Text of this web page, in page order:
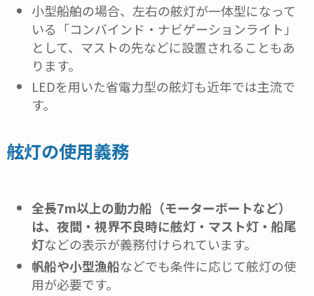
小型船舶の場合、左右の舷灯が一体型になって
いる「コンバインド・ナビゲーションライト」
として、マストの先などに設置されることもあ
ります。
LEDを用いた省電力型の舷灯も近年では主流で
す。
舷灯の使用義務
全長7m以上の動力船（モーターボートなど）
は、夜間・視界不良時に舷灯・マスト灯・船尾
灯などの表示が義務付けられています。
帆船や小型漁船などでも条件に応じて舷灯の使
用が必要です。